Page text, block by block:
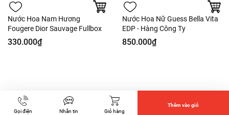
Nước Hoa Nam Hương
Fougere Dior Sauvage Fullbox
330.000₫
Nước Hoa Nữ Guess Bella Vita
EDP - Hàng Công Ty
850.000₫
Gọi điện Nhắn tin Giỏ hàng
Thêm vào giỏ